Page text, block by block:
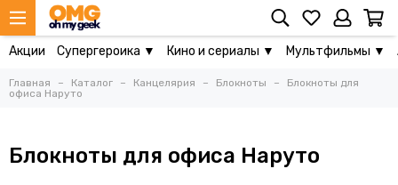
Акции Супергероика ▼ Кино и сериалы ▼ Мультфильмы ▼
Главная Каталог Канцелярия Блокноты
Блокноты для
офиса Наруто
Блокноты для офиса Наруто